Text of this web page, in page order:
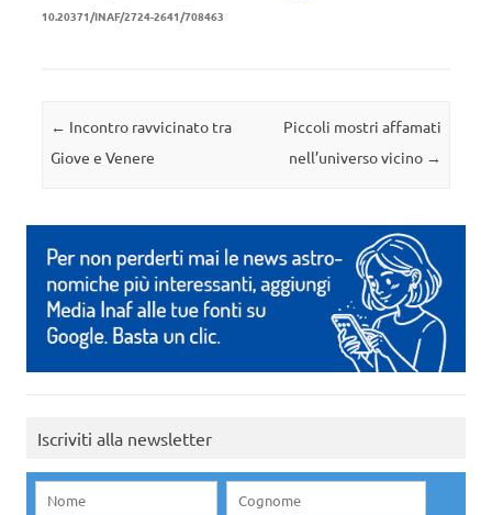
10.20371/INAF/2724-2641/708463
Navigazione articolo
← Incontro ravvicinato tra
Giove e Venere
Piccoli mostri affamati
nell’universo vicino →
Iscriviti alla newsletter